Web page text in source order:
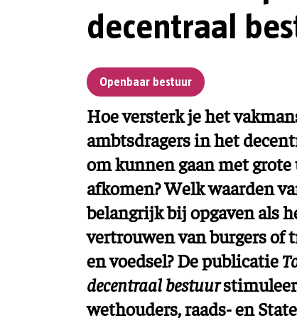
decentraal
Openbaar bestuur
Hoe versterk je het
ambtsdragers in het
om kunnen gaan met
afkomen? Welk waarden
belangrijk bij opgaven als
vertrouwen van burgers of
en voedsel? De publicatie
decentraal bestuur
wethouders, raads- en